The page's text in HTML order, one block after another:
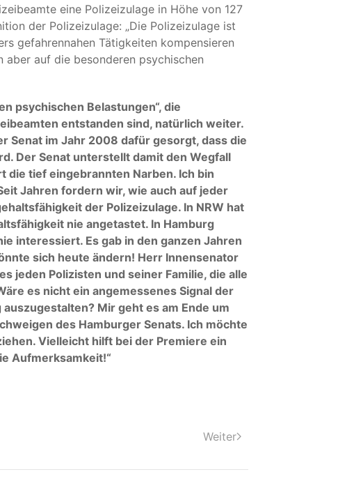
eine Polizeizulage in Höhe von 127
der Polizeizulage: „Die Polizeizulage ist
gefahrennahen Tätigkeiten kompensieren
aber auf die besonderen psychischen
psychischen Belastungen“, die
entstanden sind, natürlich weiter.
Senat im Jahr 2008 dafür gesorgt, dass die
Der Senat unterstellt damit den Wegfall
die tief eingebrannten Narben. Ich bin
Jahren fordern wir, wie auch auf jeder
der Polizeizulage. In NRW hat
nie angetastet. In Hamburg
interessiert. Es gab in den ganzen Jahren
sich heute ändern! Herr Innensenator
jeden Polizisten und seiner Familie, die alle
es nicht ein angemessenes Signal der
Mir geht es am Ende um
des Hamburger Senats. Ich möchte
Vielleicht hilft bei der Premiere ein
Aufmerksamkeit!“
Weiter